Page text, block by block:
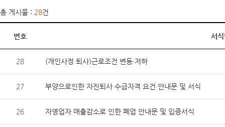
총 게시물 : 28건
번호 서
28 (개인사정 퇴사)근로조건 변동·저하
27 부양으로인한 자진퇴사 수급자격 요건 안내문 및 서식
26 자영업자 매출감소로 인한 폐업 안내문 및 입증서식